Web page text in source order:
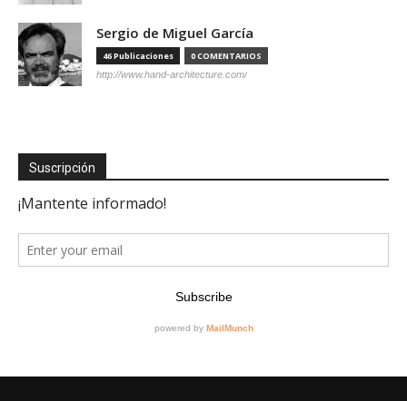
Sergio de Miguel García
46 Publicaciones 0 COMENTARIOS
http://www.hand-architecture.com/
Suscripción